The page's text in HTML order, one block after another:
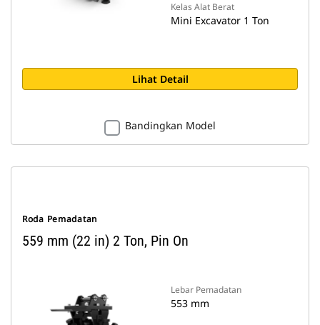
Kelas Alat Berat
Mini Excavator 1 Ton
Lihat Detail
Bandingkan Model
Roda Pemadatan
559 mm (22 in) 2 Ton, Pin On
Lebar Pemadatan
553 mm